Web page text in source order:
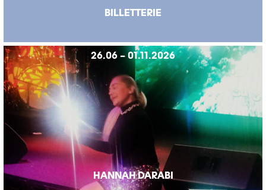
BILLETTERIE
26.06 – 01.11.2026
HANNAH DARABI